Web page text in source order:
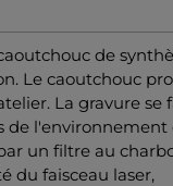
de
Le caoutchouc
La gravure se
de l'environnement
un filtre au
du faisceau laser,